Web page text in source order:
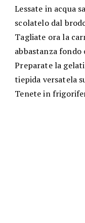
Lessate in acqua
scolatelo dal
Tagliate ora la
abbastanza
Preparate la
tiepida versatela
Tenete in